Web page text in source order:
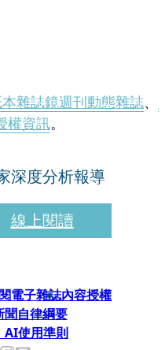
雜誌鏡週刊動態雜誌、
權資訊。
深度分析報導
線上閱讀
電子雜誌內容授權
聞自律綱要
AI使用準則